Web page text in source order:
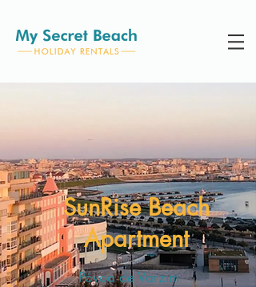
SunRise Beach
Apartment
Póvoa de Varzim